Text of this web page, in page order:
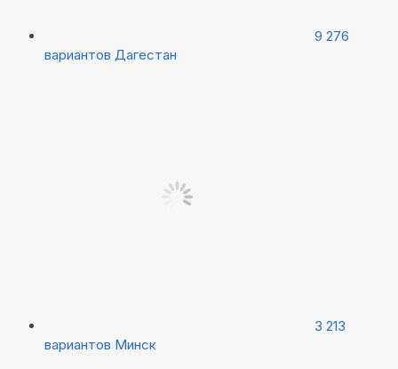
9 276
вариантов Дагестан
3 213
вариантов Минск